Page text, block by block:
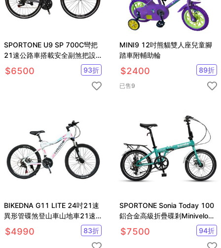
SPORTONE U9 SP 700C彎把
21速公路車搭載安全副煞把設
計 男女學生公路跑車首選
$6500 93折
MINI9 12吋熊貓雙人座兒童腳
踏車附輔助輪
$2400 89折
已售9
BIKEDNA G11 LITE 24吋21速
異形管碟煞登山車山地車21速
全套線控機械式碟煞
$4990 83折
SPORTONE Sonia Today 100
鋁合金高級折疊碟剎Minivelo自
行車
$7500 94折